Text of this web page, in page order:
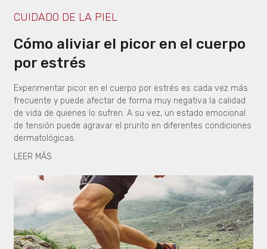
CUIDADO DE LA PIEL
Cómo aliviar el picor en el cuerpo
por estrés
Experimentar picor en el cuerpo por estrés es cada vez más
frecuente y puede afectar de forma muy negativa la calidad
de vida de quienes lo sufren. A su vez, un estado emocional
de tensión puede agravar el prurito en diferentes condiciones
dermatológicas.
LEER MÁS